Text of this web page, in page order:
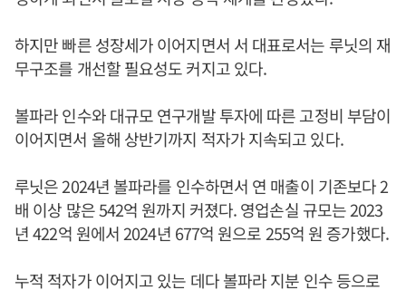
하지만 빠른 성장세가 이어지면서 서 대표로서는 루닛의 재
무구조를 개선할 필요성도 커지고 있다.
볼파라 인수와 대규모 연구개발 투자에 따른 고정비 부담이
이어지면서 올해 상반기까지 적자가 지속되고 있다.
루닛은 2024년 볼파라를 인수하면서 연 매출이 기존보다 2
배 이상 많은 542억 원까지 커졌다. 영업손실 규모는 2023
년 422억 원에서 2024년 677억 원으로 255억 원 증가했다.
누적 적자가 이어지고 있는 데다 볼파라 지분 인수 등으로